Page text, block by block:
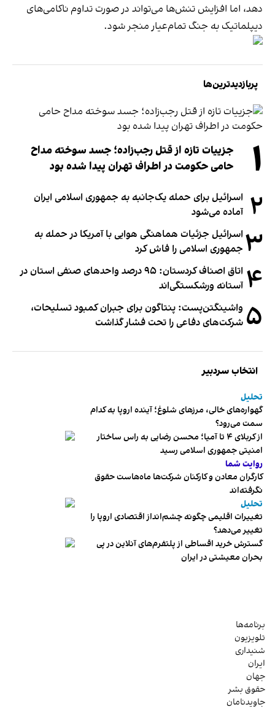
دهد، اما افزایش تنش‌ها می‌تواند در صورت تداوم ناکامی‌های
دیپلماتیک به جنگ تمام‌عیار منجر شود.
پربازدیدترین‌ها
۱
جزییات تازه از قتل رجب‌زاده؛ جسد سوخته مداح
حامی حکومت در اطراف تهران پیدا شده بود
۲ اسرائیل برای حمله یک‌جانبه به جمهوری اسلامی ایران
آماده می‌شود
۳ اسرائیل جزئیات هماهنگی هوایی با آمریکا در حمله به
جمهوری اسلامی را فاش کرد
۴
اتاق اصناف کردستان: ۹۵ درصد واحدهای صنفی استان در
آستانه ورشکستگی‌اند
۵ واشینگتن‌پست: پنتاگون برای جبران کمبود تسلیحات،
شرکت‌های دفاعی را تحت فشار گذاشت
انتخاب سردبیر
تحلیل
گهواره‌های خالی، مرزهای شلوغ؛ آینده اروپا به کدام
سمت می‌رود؟
از کربلای ۴ تا آمیا؛ محسن رضایی به راس ساختار
امنیتی جمهوری اسلامی رسید
روایت شما
کارگران معادن و کارکنان شرکت‌ها ماه‌هاست حقوق
نگرفته‌اند
تحلیل
تغییرات اقلیمی چگونه چشم‌انداز اقتصادی اروپا را
تغییر می‌دهد؟
گسترش خرید اقساطی از پلتفرم‌های آنلاین در پی
بحران معیشتی در ایران
برنامه‌ها
تلویزیون
شنیداری
ایران
جهان
حقوق بشر
جاویدنامان